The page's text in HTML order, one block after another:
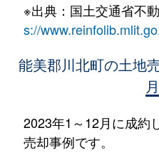
※出典：国土交通省不
s://
能美郡川北町の土地
2023年1～12月に成約
売却事例です。